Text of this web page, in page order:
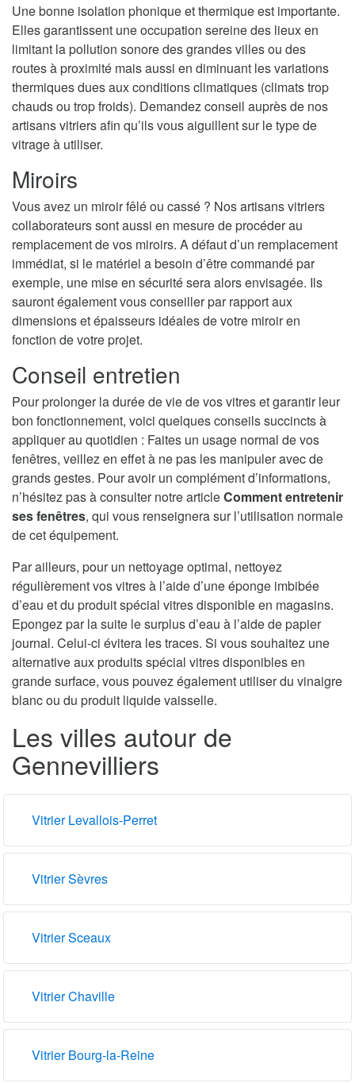
Une bonne isolation phonique et thermique est importante.
Elles garantissent une occupation sereine des lieux en
limitant la pollution sonore des grandes villes ou des
routes à proximité mais aussi en diminuant les variations
thermiques dues aux conditions climatiques (climats trop
chauds ou trop froids). Demandez conseil auprès de nos
artisans vitriers afin qu’ils vous aiguillent sur le type de
vitrage à utiliser.
Miroirs
Vous avez un miroir fêlé ou cassé ? Nos artisans vitriers
collaborateurs sont aussi en mesure de procéder au
remplacement de vos miroirs. A défaut d’un remplacement
immédiat, si le matériel a besoin d’être commandé par
exemple, une mise en sécurité sera alors envisagée. Ils
sauront également vous conseiller par rapport aux
dimensions et épaisseurs idéales de votre miroir en
fonction de votre projet.
Conseil entretien
Pour prolonger la durée de vie de vos vitres et garantir leur
bon fonctionnement, voici quelques conseils succincts à
appliquer au quotidien : Faites un usage normal de vos
fenêtres, veillez en effet à ne pas les manipuler avec de
grands gestes. Pour avoir un complément d’informations,
n’hésitez pas à consulter notre articleComment entretenir
ses fenêtres, qui vous renseignera sur l’utilisation normale
de cet équipement.
Par ailleurs, pour un nettoyage optimal, nettoyez
régulièrement vos vitres à l’aide d’une éponge imbibée
d’eau et du produit spécial vitres disponible en magasins.
Epongez par la suite le surplus d’eau à l’aide de papier
journal. Celui-ci évitera les traces. Si vous souhaitez une
alternative aux produits spécial vitres disponibles en
grande surface, vous pouvez également utiliser du vinaigre
blanc ou du produit liquide vaisselle.
Les villes autour de
Gennevilliers
Vitrier Levallois-Perret
Vitrier Sèvres
Vitrier Sceaux
Vitrier Chaville
Vitrier Bourg-la-Reine